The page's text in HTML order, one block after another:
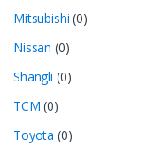
Mitsubishi (0)
Nissan (0)
Shangli (0)
TCM (0)
Toyota (0)